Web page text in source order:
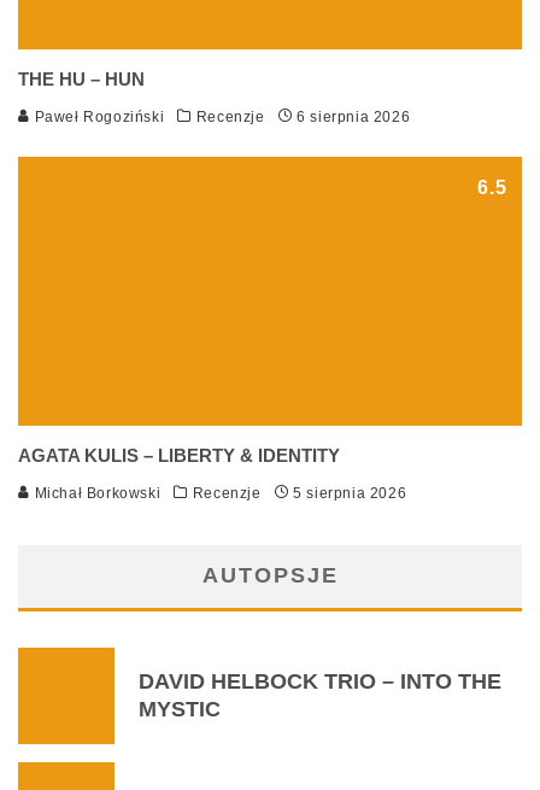
THE HU – HUN
Paweł Rogoziński Recenzje 6 sierpnia 2026
6.5
AGATA KULIS – LIBERTY & IDENTITY
Michał Borkowski Recenzje 5 sierpnia 2026
AUTOPSJE
DAVID HELBOCK TRIO – INTO THE
MYSTIC